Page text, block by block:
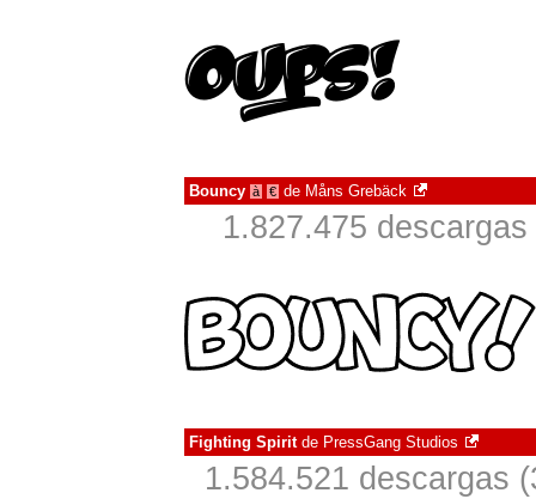
Bouncy à € de Måns Grebäck
1.827.475
Fighting Spiritde PressGang Studios
1.584.521 descargas